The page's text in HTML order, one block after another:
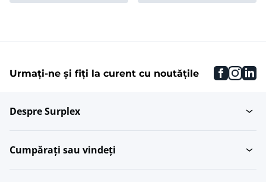
Distribuitoare de
Lot de îmbracaminte
Urmați-ne și fiți la curent cu noutățile
Despre Surplex
Cumpărați sau vindeți